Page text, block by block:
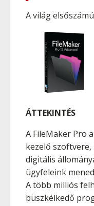
A világ
ÁTTEKINTÉS
A FileMaker Pro
kezelő
digitális
ügyfeleink
A több milliós
büszkélkedő